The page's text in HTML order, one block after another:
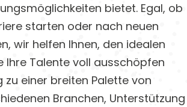
bietet. Egal, ob
starten oder nach neuen
wir helfen Ihnen, den idealen
Ihre Talente voll ausschöpfen
zu einer breiten Palette von
Branchen, Unterstützung